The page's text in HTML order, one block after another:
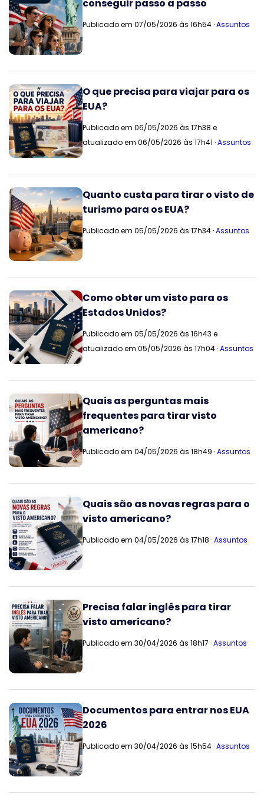
conseguir passo a passo
Publicado em 07/05/2026 às 16h54 ·Assuntos
O que precisa para viajar para os
EUA?
Publicado em 06/05/2026 às 17h38 e
atualizado em 06/05/2026 às 17h41 ·Assuntos
Quanto custa para tirar o visto de
turismo para os EUA?
Publicado em 05/05/2026 às 17h34 ·Assuntos
Como obter um visto para os
Estados Unidos?
Publicado em 05/05/2026 às 16h43 e
atualizado em 05/05/2026 às 17h04 ·Assuntos
Quais as perguntas mais
frequentes para tirar visto
americano?
Publicado em 04/05/2026 às 18h49 ·Assuntos
Quais são as novas regras para o
visto americano?
Publicado em 04/05/2026 às 17h18 ·Assuntos
Precisa falar inglês para tirar
visto americano?
Publicado em 30/04/2026 às 18h17 ·Assuntos
Documentos para entrar nos EUA
2026
Publicado em 30/04/2026 às 15h54 ·Assuntos